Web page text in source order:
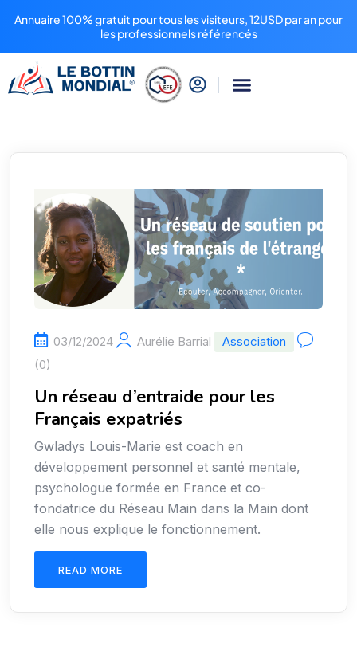
Annuaire 100% gratuit pour tous les visiteurs, 12USD par an pour
les professionnels référencés
03/12/2024 Aurélie Barrial
Association
(0)
Un réseau d’entraide pour les
Français expatriés
Gwladys Louis-Marie est coach en
développement personnel et santé mentale,
psychologue formée en France et co-
fondatrice du Réseau Main dans la Main dont
elle nous explique le fonctionnement.
READ MORE